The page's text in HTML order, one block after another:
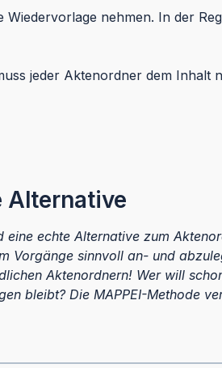
nehmen. In der
jeder Aktenordner dem Inhalt
Alternative
eine echte Alternative zum
Vorgänge sinnvoll an- und
Aktenordnern! Wer will
bleibt? Die MAPPEI-Methode